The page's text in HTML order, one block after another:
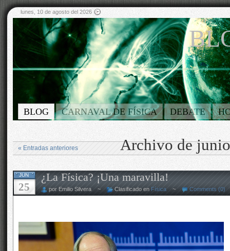
lunes, 10 de agosto del 2026
BLOG CARNAVAL DE FÍSICA DEBATE
Archivo de
« Entradas anteriores
JUN
25
¿La Física? ¡Una maravilla!
por Emilio Silvera ~ Clasificado en Física~ Comments (0)